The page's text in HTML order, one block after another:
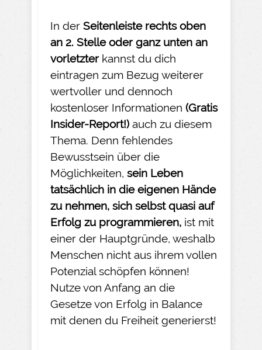
In der Seitenleiste rechts oben
an 2. Stelle oder ganz unten an
vorletzter kannst du dich
eintragen zum Bezug weiterer
wertvoller und dennoch
kostenloser Informationen (Gratis
Insider-Report!) auch zu diesem
Thema. Denn fehlendes
Bewusstsein über die
Möglichkeiten, sein Leben
tatsächlich in die eigenen Hände
zu nehmen, sich selbst quasi auf
Erfolg zu programmieren, ist mit
einer der Hauptgründe, weshalb
Menschen nicht aus ihrem vollen
Potenzial schöpfen können!
Nutze von Anfang an die
Gesetze von Erfolg in Balance
mit denen du Freiheit generierst!